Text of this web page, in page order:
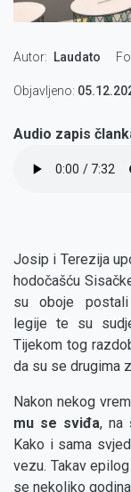
Autor Laudato
Objavljeno:
Audio zapis
file
Josip i Terezija
hodočašću
su oboje postali
legije te su
Tijekom tog
da su se drugima
Nakon nekog
mu se sviđa, na
Kako i sama
vezu. Takav
se nekoliko